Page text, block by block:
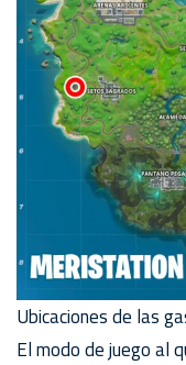
Ubicaciones de las
El modo de juego al